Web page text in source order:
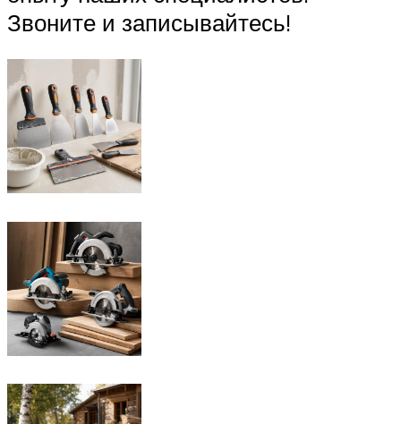
Звоните и записывайтесь!